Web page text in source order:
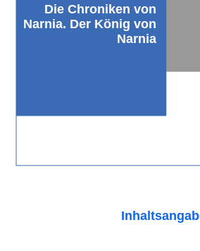
Die Chroniken von
Narnia. Der König von
Narnia